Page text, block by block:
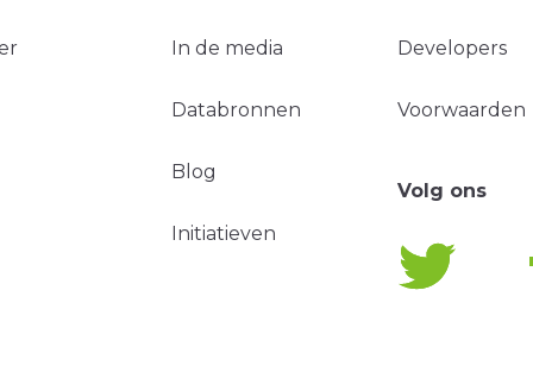
In de media
Databronnen
Blog
Initiatieven
Developers
Voorwaarden
Volg ons